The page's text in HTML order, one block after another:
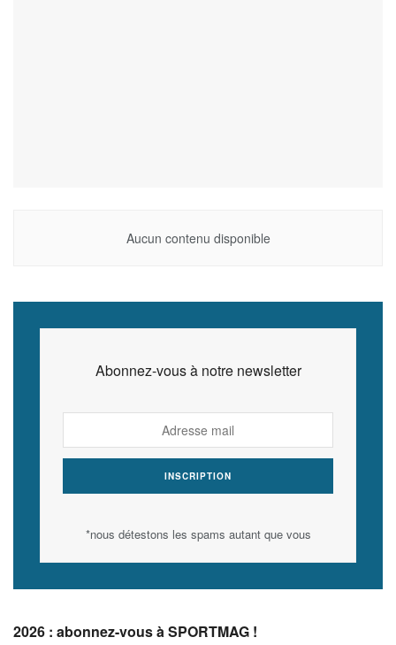
Aucun contenu disponible
Abonnez-vous à notre newsletter
*nous détestons les spams autant que vous
2026 : abonnez-vous à SPORTMAG !